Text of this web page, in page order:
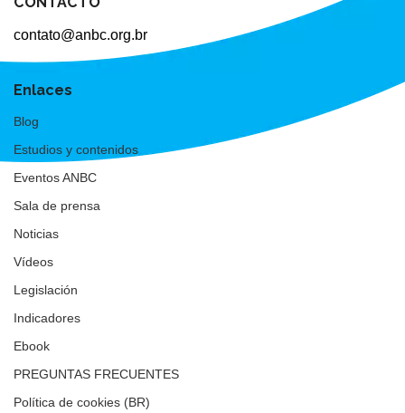
contato@anbc.org.br
Enlaces
Blog
Estudios y contenidos
Eventos ANBC
Sala de prensa
Noticias
Vídeos
Legislación
Indicadores
Ebook
PREGUNTAS FRECUENTES
Política de cookies (BR)